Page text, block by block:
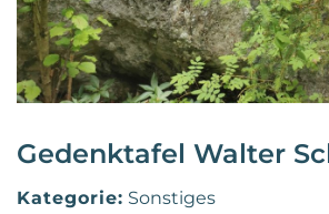
Gedenktafel Walter
Kategorie: Sonstiges